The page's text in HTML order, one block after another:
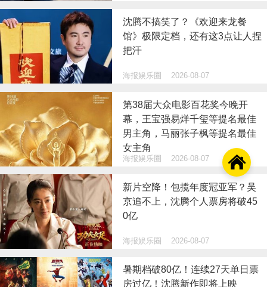
沈腾不搞笑了？《欢迎来龙餐
馆》极限定档，还有这3点让人捏
把汗
海报娱乐圈 2026-08-07
第38届大众电影百花奖今晚开
幕，王宝强易烊千玺等提名最佳
男主角，马丽张子枫等提名最佳
女主角
海报娱乐圈 2026-08-07
新片空降！包揽年度冠亚军？吴
京追不上，沈腾个人票房将破45
0亿
海报娱乐圈 2026-08-07
暑期档破80亿！连续27天单日票
房过亿！沈腾新作即将上映
